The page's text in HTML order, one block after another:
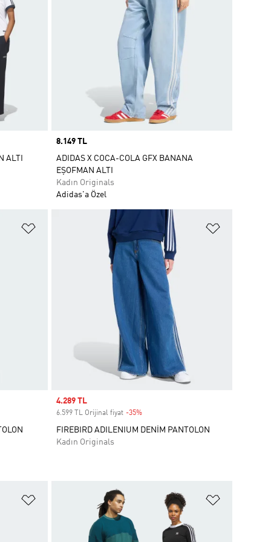
ALTI
Price
8.149 TL
ADIDAS X COCA-COLA GFX BANANA
EŞOFMAN ALTI
Kadın Originals
Adidas'a Özel
Favori Listesine Ekle
Sale price
4.289 TL
6.599 TL Orijinal fiyat -35%Discount
FIREBIRD ADILENIUM DENİM PANTOLON
Kadın Originals
Favori Listesine Ekle